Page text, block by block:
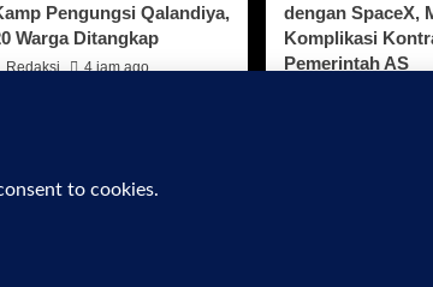
Pengungsi Qalandiya,
Warga Ditangkap
Redaksi 4 jam ago
dengan SpaceX,
Komplikasi
Pemerintah AS
PT. MAHAKA MEDIA INDONESIA